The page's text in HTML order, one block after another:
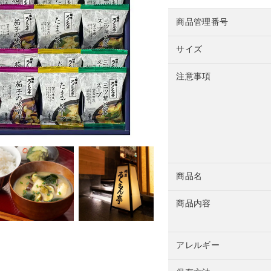
商品管理番号
サイズ
注意事項
商品名
商品内容
アレルギー